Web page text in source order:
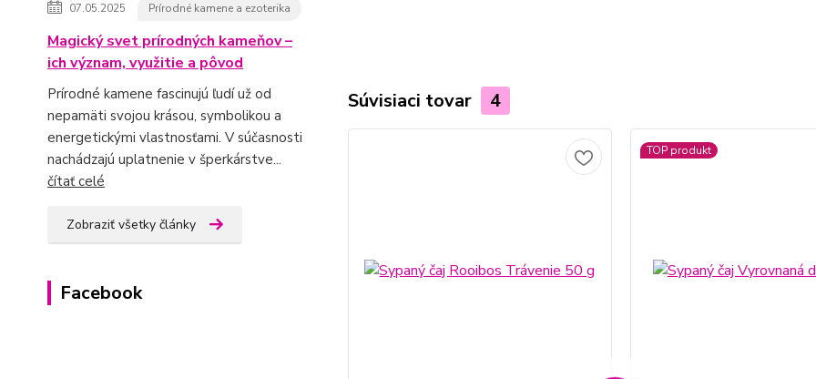
07.05.2025 Prírodné kamene a ezoterika
Magický svet prírodných kameňov –
ich význam, využitie a pôvod
Prírodné kamene fascinujú ľudí už od
nepamäti svojou krásou, symbolikou a
energetickými vlastnosťami. V súčasnosti
nachádzajú uplatnenie v šperkárstve...
čítať celé
Zobraziť všetky články
Facebook
Súvisiaci tovar 4
TOP produkt